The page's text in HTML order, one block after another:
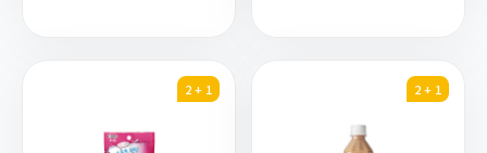
2 + 1 2 + 1